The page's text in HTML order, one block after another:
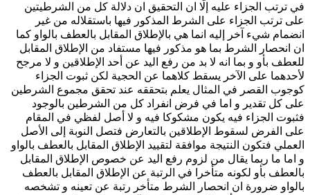
في ترتب الجزاء عليه إلّا ان التحقيق ان دلالة كل من الشرطيتين
على ترتب الجزاء على الشرط المذكور فيها باستقلاله من غير
انضمام شي‏ء آخر إليه انما هي بالإطلاق المقابل بالعطف بالواو كما
ان انحصار الشرط بما هو مذكور فيها مستفاد من الإطلاق المقابل
للعطف بأو و بما انه لا بد من رفع اليد عن أحد الإطلاقين و لا مرجح
لأحدهما على الآخر يسقط كلاهما عن الحجية لكن ثبوت الجزاء
كوجوب القصر في المثال يعلم بتحققه عند تحقق مجموع الشرطين
على كل تقدير و اما في فرض انفراد كل من الشرطين بالوجود
فثبوت الجزاء فيه يكون مشكوكا فيه و لا أصل لفظي في المقام
على الفرض لسقوط الإطلاقين بالتعارض فتصل النوبة إلى الأصل
العملي فتكون النتيجة موافقة لتقييد الإطلاق المقابل بالعطف بالواو
و اما ما ربما يقال من لزوم رفع اليد عن خصوص الإطلاق المقابل
بالعطف بأو لكونه متأخرا في الرتبة عن الإطلاق المقابل بالعطف
بالواو ضرورة ان انحصار الشرط متأخر رتبة عن تعينه و تشخصه